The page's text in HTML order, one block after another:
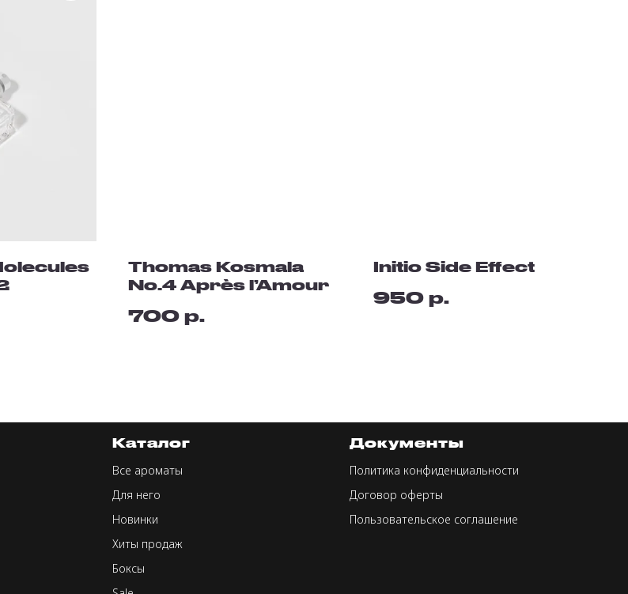
Thomas Kosmala
No.4 Après l’Amour
700 р.
Initio Side Effect
950 р.
Каталог
Все ароматы
Для него
Новинки
Хиты продаж
Боксы
Документы
Политика конфиденциальности
Договор оферты
Пользовательское соглашение